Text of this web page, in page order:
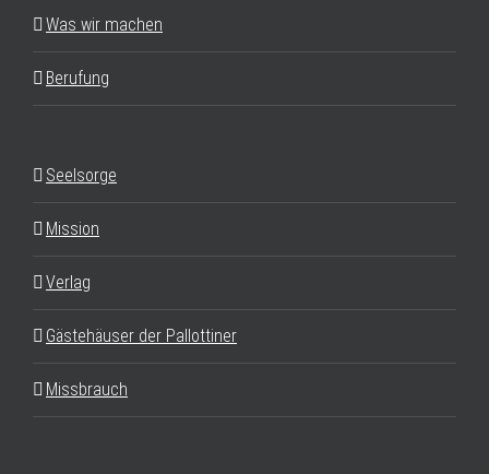
Was wir machen
Berufung
Seelsorge
Mission
Verlag
Gästehäuser der Pallottiner
Missbrauch